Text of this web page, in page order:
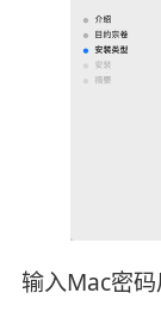
输入Mac密码